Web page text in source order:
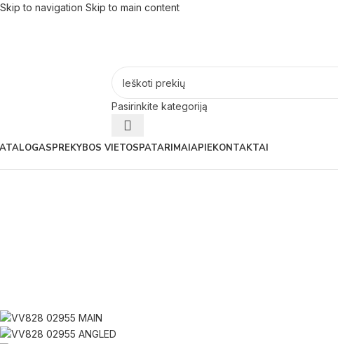
Skip to navigation Skip to main content
Pasirinkite kategoriją
PREKYBOS VIETOSPATARIMAIAPIEKONTAKTAI